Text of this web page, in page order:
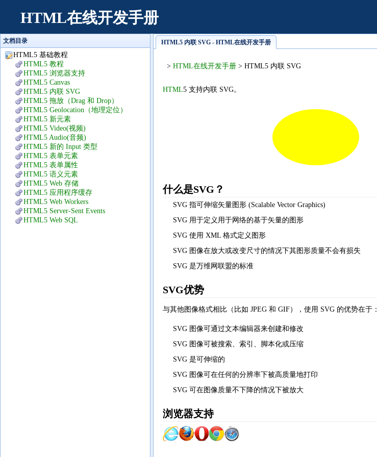
HTML在线开发手册
文档目录
HTML5 基础教程
HTML5 教程
HTML5 浏览器支持
HTML5 Canvas
HTML5 内联 SVG
HTML5 拖放（Drag 和 Drop）
HTML5 Geolocation（地理定位）
HTML5 新元素
HTML5 Video(视频)
HTML5 Audio(音频)
HTML5 新的 Input 类型
HTML5 表单元素
HTML5 表单属性
HTML5 语义元素
HTML5 Web 存储
HTML5 应用程序缓存
HTML5 Web Workers
HTML5 Server-Sent Events
HTML5 Web SQL
HTML5 内联 SVG - HTML在线开发手册
> HTML在线开发手册 > HTML5 内联 SVG
HTML5 支持内联 SVG。
什么是SVG？
SVG 指可伸缩矢量图形 (Scalable Vector Graphics)
SVG 用于定义用于网络的基于矢量的图形
SVG 使用 XML 格式定义图形
SVG 图像在放大或改变尺寸的情况下其图形质量不会有损失
SVG 是万维网联盟的标准
SVG优势
与其他图像格式相比（比如 JPEG 和 GIF），使用 SVG 的优势在于：
SVG 图像可通过文本编辑器来创建和修改
SVG 图像可被搜索、索引、脚本化或压缩
SVG 是可伸缩的
SVG 图像可在任何的分辨率下被高质量地打印
SVG 可在图像质量不下降的情况下被放大
浏览器支持